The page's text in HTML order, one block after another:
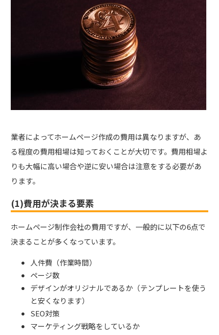
業者によってホームページ作成の費用は異なりますが、あ
る程度の費用相場は知っておくことが大切です。費用相場よ
りも大幅に高い場合や逆に安い場合は注意をする必要があ
ります。
(1)費用が決まる要素
ホームページ制作会社の費用ですが、一般的に以下の6点で
決まることが多くなっています。
人件費（作業時間）
ページ数
デザインがオリジナルであるか（テンプレートを使う
と安くなります）
SEO対策
マーケティング戦略をしているか